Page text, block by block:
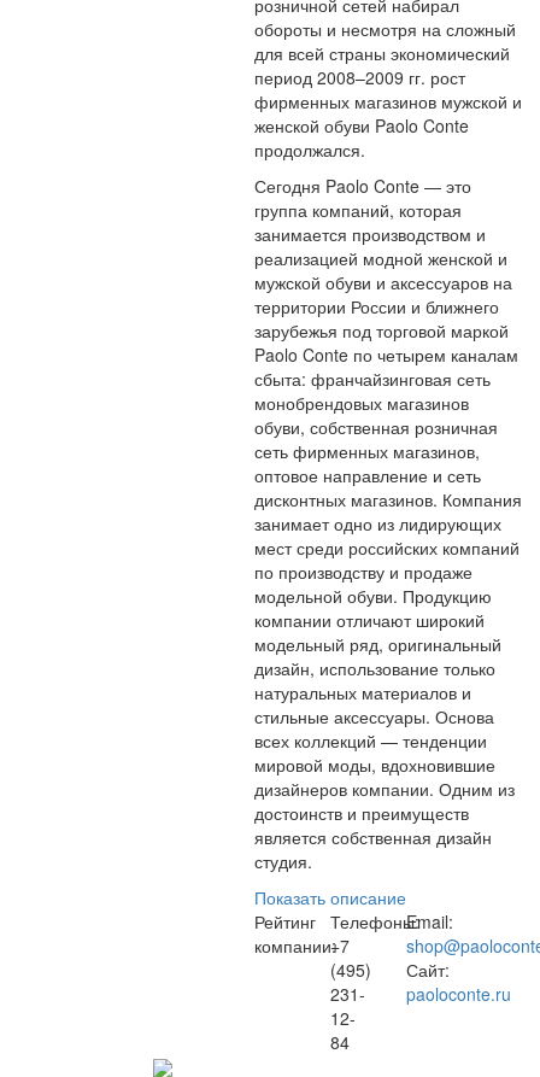
розничной сетей набирал
обороты и несмотря на сложный
для всей страны экономический
период 2008–2009 гг. рост
фирменных магазинов мужской и
женской обуви Paolo Conte
продолжался.
Сегодня Paolo Conte — это
группа компаний, которая
занимается производством и
реализацией модной женской и
мужской обуви и аксессуаров на
территории России и ближнего
зарубежья под торговой маркой
Paolo Conte по четырем каналам
сбыта: франчайзинговая сеть
монобрендовых магазинов
обуви, собственная розничная
сеть фирменных магазинов,
оптовое направление и сеть
дисконтных магазинов. Компания
занимает одно из лидирующих
мест среди российских компаний
по производству и продаже
модельной обуви. Продукцию
компании отличают широкий
модельный ряд, оригинальный
дизайн, использование только
натуральных материалов и
стильные аксессуары. Основа
всех коллекций — тенденции
мировой моды, вдохновившие
дизайнеров компании. Одним из
достоинств и преимуществ
является собственная дизайн
студия.
Показать описание
Рейтинг
компании:
Телефоны:
+7
(495)
231-
12-
84
Email:
Сайт:
paoloconte.ru